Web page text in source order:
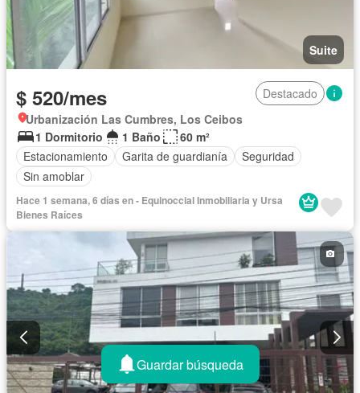
Suite
$ 520/mes
Destacado
Urbanización Las Cumbres, Los Ceibos
1 Dormitorio
1 Baño
60 m²
Estacionamiento
Garita de guardianía
Seguridad
Sin amoblar
Hace 1 semana, 6 días en - Equinoccial Inmobiliaria y Ursa
Bienes Raíces
Guardar búsqueda